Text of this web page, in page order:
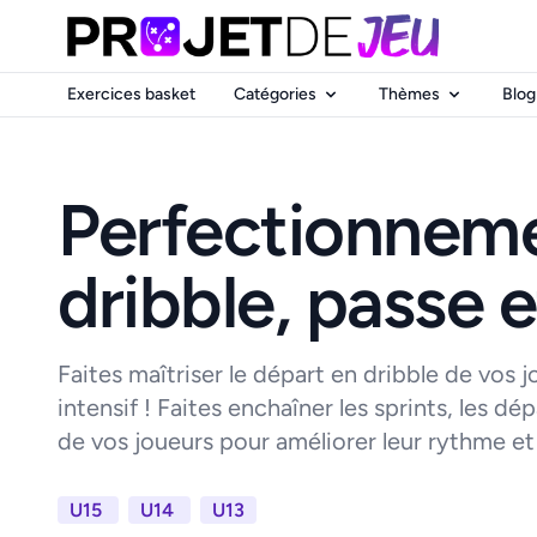
Exercices basket Catégories Thèmes Blog
dribble, passe
Faites maîtriser le départ en dribble de vos
intensif ! Faites enchaîner les sprints, les
de vos joueurs pour améliorer leur rythme
U15 U14 U13